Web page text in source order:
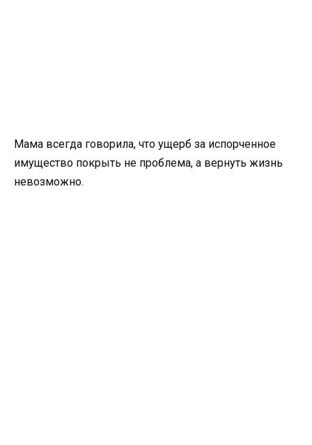
Мама всегда говорила, что ущерб за испорченное
имущество покрыть не проблема, а вернуть жизнь
невозможно.